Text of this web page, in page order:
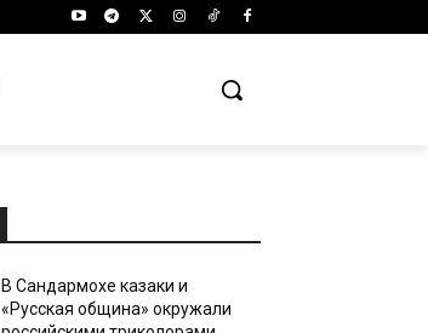
В Сандармохе казаки и
«Русская община» окружали